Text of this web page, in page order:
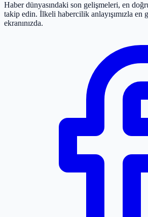
Haber dünyasındaki son gelişmeleri, en
takip edin. İlkeli habercilik anlayışımızla en
ekranınızda.